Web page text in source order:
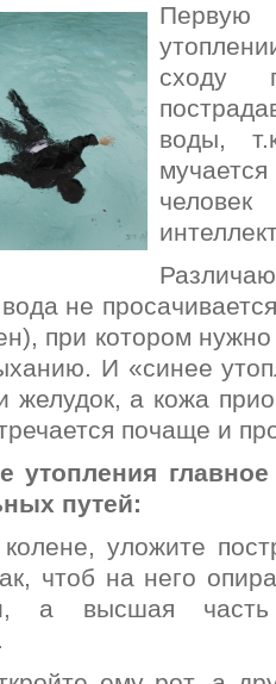
сходу
воды,
не
при котором нужно
И «синее
желудок, а кожа
почаще и
утопления
путей:
уложите
чтоб на него
а высшая